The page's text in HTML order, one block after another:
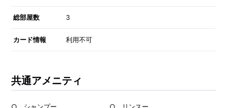
総部屋数 3
カード情報 利用不可
共通アメニティ